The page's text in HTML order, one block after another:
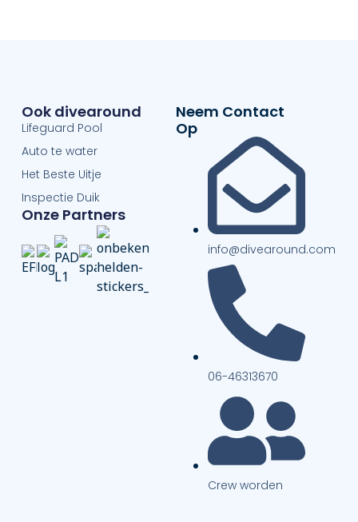
Ook divearound
Lifeguard Pool
Auto te water
Het Beste Uitje
Inspectie Duik
Onze Partners
Neem Contact
Op
info@divearound.com
06-46313670
Crew worden